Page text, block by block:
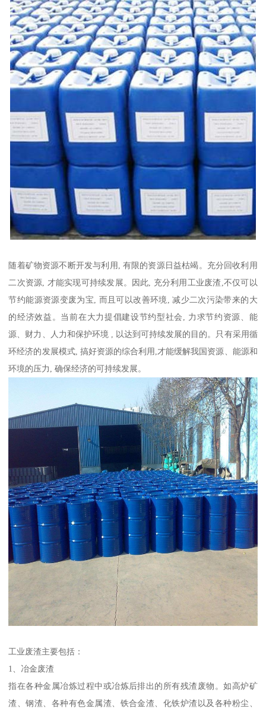
随着矿物资源不断开发与利用, 有限的资源日益枯竭。充分回收利用
二次资源, 才能实现可持续发展。因此, 充分利用工业废渣,不仅可以
节约能源资源变废为宝, 而且可以改善环境, 减少二次污染带来的大
的经济效益。当前在大力提倡建设节约型社会, 力求节约资源、能
源、财力、人力和保护环境 , 以达到可持续发展的目的。只有采用循
环经济的发展模式, 搞好资源的综合利用,才能缓解我国资源、能源和
环境的压力, 确保经济的可持续发展。
工业废渣主要包括：
1、冶金废渣
指在各种金属冶炼过程中或冶炼后排出的所有残渣废物。如高炉矿
渣、钢渣、各种有色金属渣、铁合金渣、化铁炉渣以及各种粉尘、